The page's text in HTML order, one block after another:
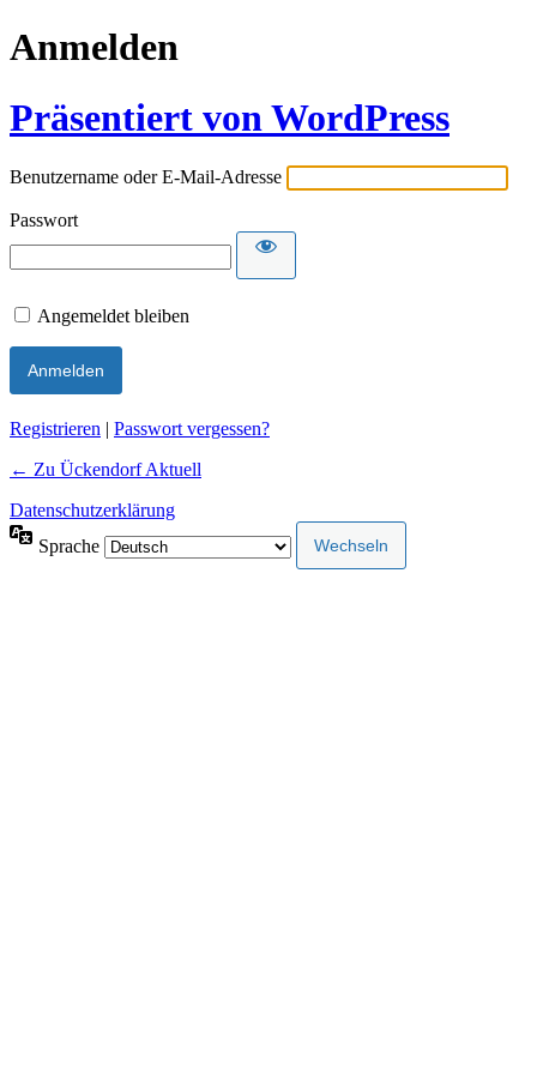
Anmelden
Präsentiert von WordPress
Benutzername oder E-Mail-Adresse
Passwort
Angemeldet bleiben
Alternative:
Registrieren | Passwort vergessen?
← Zu Ückendorf Aktuell
Datenschutzerklärung
Sprache